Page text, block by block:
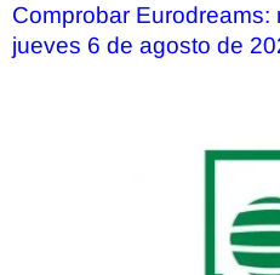
Comprobar Eurodreams:
jueves 6 de agosto de